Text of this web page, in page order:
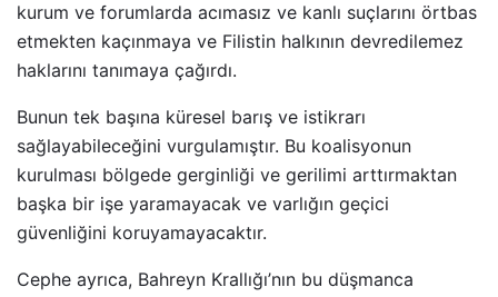
kurum ve forumlarda acımasız ve kanlı suçlarını örtbas
etmekten kaçınmaya ve Filistin halkının devredilemez
haklarını tanımaya çağırdı.
Bunun tek başına küresel barış ve istikrarı
sağlayabileceğini vurgulamıştır. Bu koalisyonun
kurulması bölgede gerginliği ve gerilimi arttırmaktan
başka bir işe yaramayacak ve varlığın geçici
güvenliğini koruyamayacaktır.
Cephe ayrıca, Bahreyn Krallığı’nın bu düşmanca